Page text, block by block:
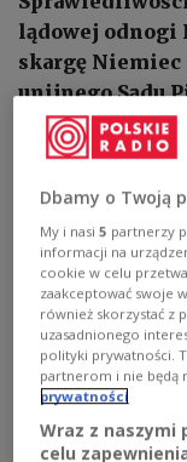
lądowej odnogi
skargę
unijnego Sądu
Anna Fotyga Twitter/
Dbamy o Twoją
My i nasi5 partnerzy
informacji na
cookie w celu
zaakceptować swoje
również skorzystać z
uzasadnionego
polityki prywatności.
partnerom i nie będą
prywatności
Wraz z naszymi
celu